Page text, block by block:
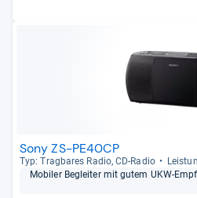
Sony ZS-PE40CP
Typ: Trag­ba­res Radio, CD-​Radio
Mobi­ler Beglei­ter mit gutem UKW-​